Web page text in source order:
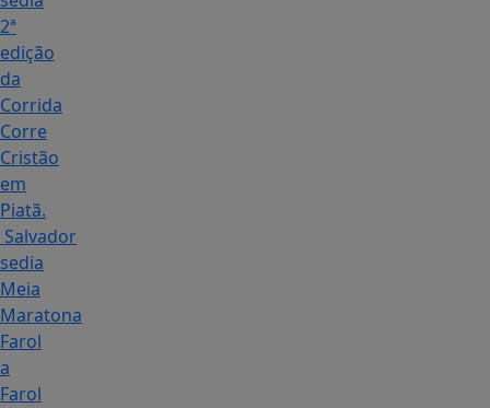
2ª
edição
da
Corrida
Corre
Cristão
em
Piatã.
Salvador
sedia
Meia
Maratona
Farol
a
Farol